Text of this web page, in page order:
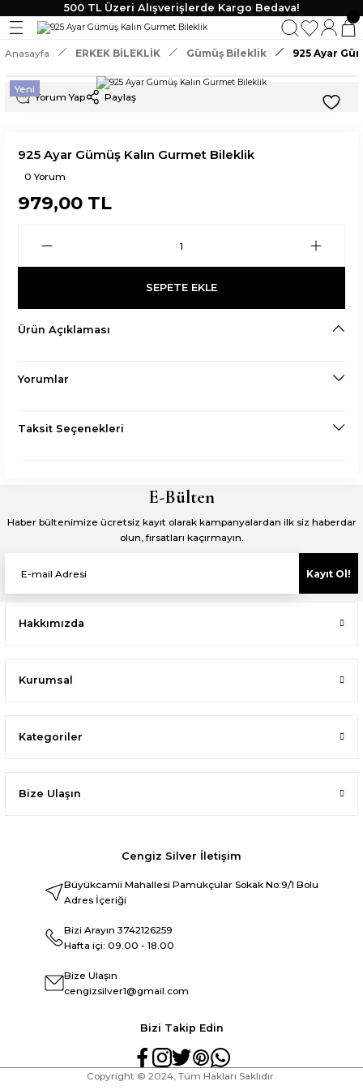
500 TL Üzeri Alışverişlerde Kargo Bedava!
Geri Dön
Geri Dön
Geri Dön
Geri Dön
TAKI
Anasayfa ERKEK BİLEKLİK Gümüş Bileklik 925 Ayar
Yeni
Yorum Yap Paylaş
925 Ayar Gümüş Kalın Gurmet Bileklik
0 Yorum
979,00 TL
SEPETE EKLE
Ürün Açıklaması
Yorumlar
Taksit Seçenekleri
E-Bülten
Haber bültenimize ücretsiz kayıt olarak kampanyalardan ilk siz haberdar
olun, fırsatları kaçırmayın.
Kayıt Ol!
Cengiz Silver İletişim
Büyükcamii Mahallesi Pamukçular Sokak No:9/1 Bolu
Adres İçeriği
Bizi Arayın 3742126259
Hafta içi: 09.00 - 18.00
Bize Ulaşın
cengizsilver1@gmail.com
Hakkımızda
Kurumsal
Kategoriler
Bize Ulaşın
Bizi Takip Edin
Copyright © 2024, Tüm Hakları Saklıdır.